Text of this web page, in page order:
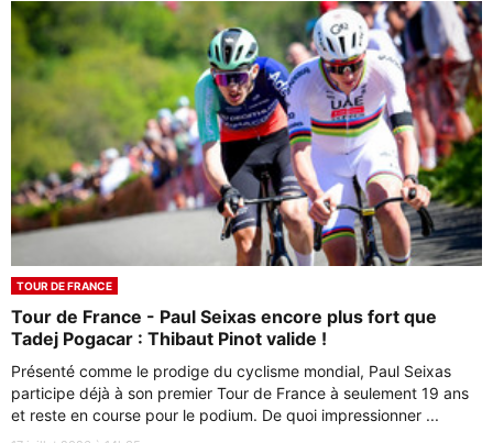
TOUR DE FRANCE
Tour de France - Paul Seixas encore plus fort que
Tadej Pogacar : Thibaut Pinot valide !
Présenté comme le prodige du cyclisme mondial, Paul Seixas
participe déjà à son premier Tour de France à seulement 19 ans
et reste en course pour le podium. De quoi impressionner ...